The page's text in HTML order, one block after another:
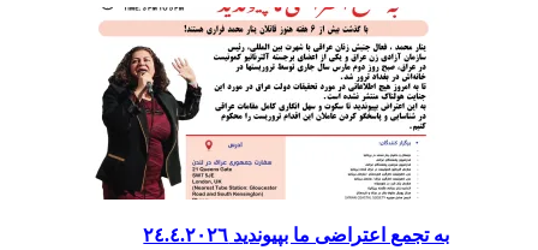
بە تجمع اعتراضی ما بپیوندید ٢٤.٤.٢٠٢٦